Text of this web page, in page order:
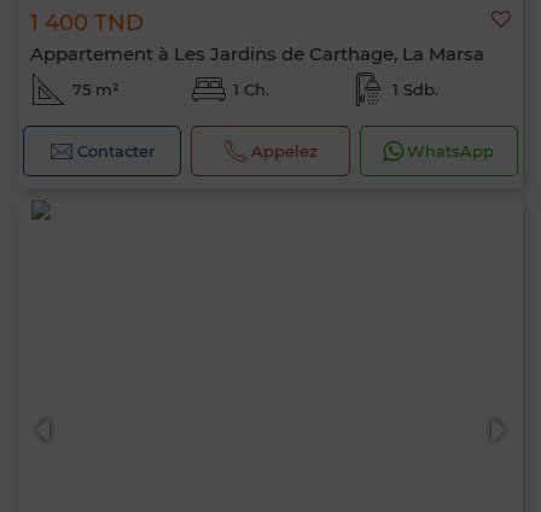
1 400 TND
Appartement à Les Jardins de Carthage, La Marsa
75 m² 1 Ch. 1 Sdb.
Contacter Appelez WhatsApp